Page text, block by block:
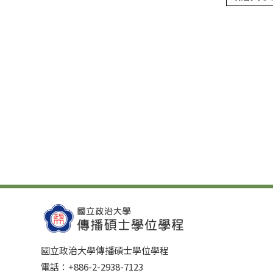
國立政治大學傳播碩士學位學程
電話：+886-2-2938-7123